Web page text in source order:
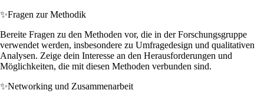
✨Fragen zur Methodik
Bereite Fragen zu den Methoden vor, die in der Forschungsgruppe
verwendet werden, insbesondere zu Umfragedesign und qualitativen
Analysen. Zeige dein Interesse an den Herausforderungen und
Möglichkeiten, die mit diesen Methoden verbunden sind.
✨Networking und Zusammenarbeit